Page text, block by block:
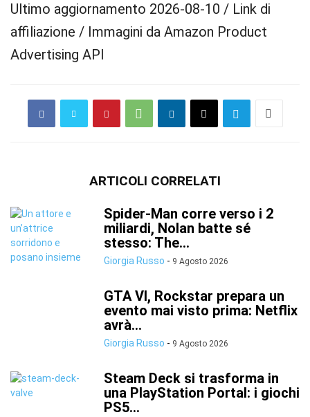
Ultimo aggiornamento 2026-08-10 / Link di
affiliazione / Immagini da Amazon Product
Advertising API
ARTICOLI CORRELATI
Spider-Man corre verso i 2
miliardi, Nolan batte sé
stesso: The...
Giorgia Russo - 9 Agosto 2026
GTA VI, Rockstar prepara un
evento mai visto prima: Netflix
avrà...
Giorgia Russo - 9 Agosto 2026
Steam Deck si trasforma in
una PlayStation Portal: i giochi
PS5...